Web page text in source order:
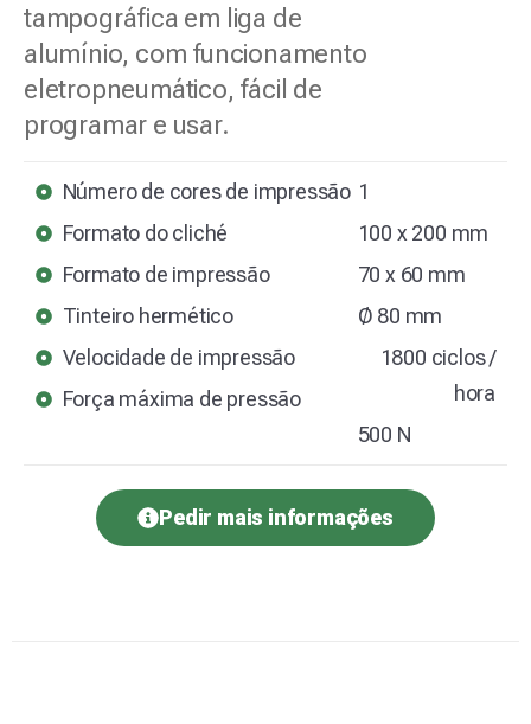
tampográfica em liga de
alumínio, com funcionamento
eletropneumático, fácil de
programar e usar.
Número de cores de impressão
Formato do cliché
Formato de impressão
Tinteiro hermético
Velocidade de impressão
Força máxima de pressão
1
100 x 200 mm
70 x 60 mm
Ø 80 mm
1800 ciclos /
hora
500 N
Pedir mais informações